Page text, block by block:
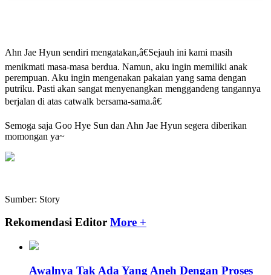
Ahn Jae Hyun sendiri mengatakan,â€Sejauh ini kami masih
menikmati masa-masa berdua. Namun, aku ingin memiliki anak
perempuan. Aku ingin mengenakan pakaian yang sama dengan
putriku. Pasti akan sangat menyenangkan menggandeng tangannya
berjalan di atas catwalk bersama-sama.â€
Semoga saja Goo Hye Sun dan Ahn Jae Hyun segera diberikan
momongan ya~
Sumber: Story
Rekomendasi Editor More +
Awalnya Tak Ada Yang Aneh Dengan Proses